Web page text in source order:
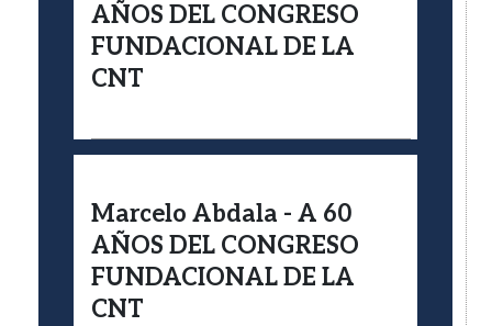
AÑOS DEL CONGRESO
FUNDACIONAL DE LA
CNT
Marcelo Abdala - A 60
AÑOS DEL CONGRESO
FUNDACIONAL DE LA
CNT